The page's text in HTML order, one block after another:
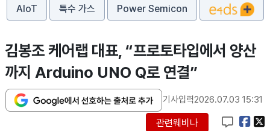
AIoT 특수 가스 Power Semicon
김봉조 케어랩 대표, “프로토타입에서 양산
까지 Arduino UNO Q로 연결”
기사입력2026.07.03 15:31
관련웨비나